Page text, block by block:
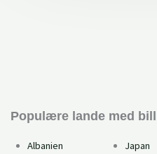
Populære lande med
Albanien
Japan